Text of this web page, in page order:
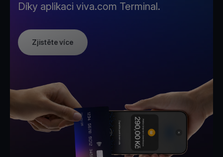
Díky aplikaci viva.com Terminal.
Zjistěte více